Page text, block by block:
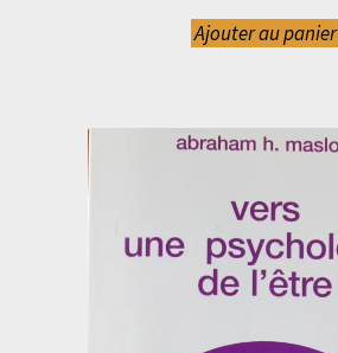
Ajouter au panier